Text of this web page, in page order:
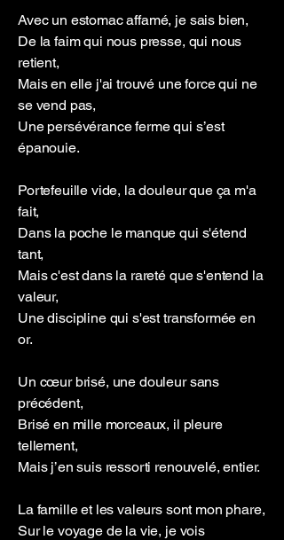
Avec un estomac affamé, je sais bien,
De la faim qui nous presse, qui nous
retient,
Mais en elle j'ai trouvé une force qui ne
se vend pas,
Une persévérance ferme qui s’est
épanouie.
Portefeuille vide, la douleur que ça m'a
fait,
Dans la poche le manque qui s'étend
tant,
Mais c'est dans la rareté que s'entend la
valeur,
Une discipline qui s'est transformée en
or.
Un cœur brisé, une douleur sans
précédent,
Brisé en mille morceaux, il pleure
tellement,
Mais j’en suis ressorti renouvelé, entier.
La famille et les valeurs sont mon phare,
Sur le voyage de la vie, je vois